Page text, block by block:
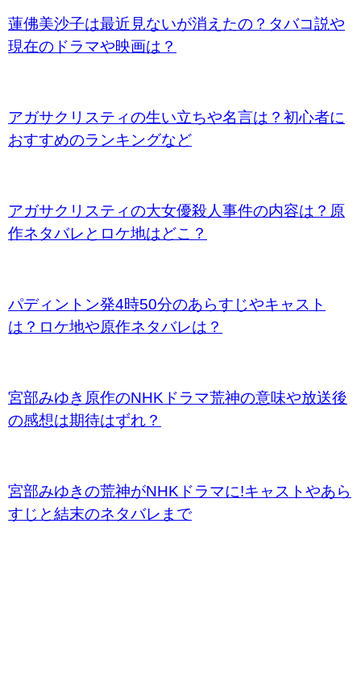
蓮佛美沙子は最近見ないが消えたの？タバコ説や
現在のドラマや映画は？
アガサクリスティの生い立ちや名言は？初心者に
おすすめのランキングなど
アガサクリスティの大女優殺人事件の内容は？原
作ネタバレとロケ地はどこ？
パディントン発4時50分のあらすじやキャスト
は？ロケ地や原作ネタバレは？
宮部みゆき原作のNHKドラマ荒神の意味や放送後
の感想は期待はずれ？
宮部みゆきの荒神がNHKドラマに!キャストやあら
すじと結末のネタバレまで